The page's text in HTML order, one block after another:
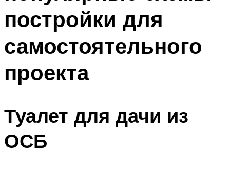
постройки для
самостоятельного
проекта
Туалет для дачи из
ОСБ